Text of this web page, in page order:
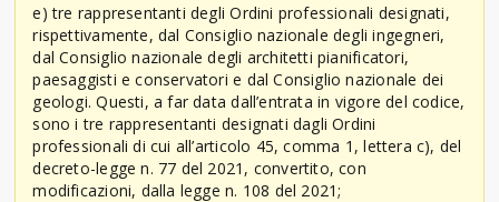
e) tre rappresentanti degli Ordini professionali designati,
rispettivamente, dal Consiglio nazionale degli ingegneri,
dal Consiglio nazionale degli architetti pianificatori,
paesaggisti e conservatori e dal Consiglio nazionale dei
geologi. Questi, a far data dall’entrata in vigore del codice,
sono i tre rappresentanti designati dagli Ordini
professionali di cui all’articolo 45, comma 1, lettera c), del
decreto-legge n. 77 del 2021, convertito, con
modificazioni, dalla legge n. 108 del 2021;